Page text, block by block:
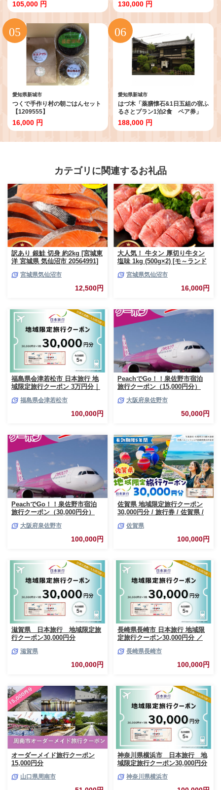
105,000 円 130,000 円
愛知県新城市
つくで手作り村の朝ごはんセット
【1209555】
16,000 円
愛知県新城市
はづ木「薬膳懐石&1日五組の宿ふ
るさとプラン1泊2食 ペア券」
【1281115】
188,000 円
カテゴリに関連するお礼品
訳あり 銀鮭 切身 約2kg [宮城東
洋 宮城県 気仙沼市 20564991]
不揃い さけ サケ 鮭切身 シャケ
切り身 冷凍 家庭用 おかず 弁当
支援 サーモン 銀鮭切り身 魚 わ
宮城県気仙沼市
12,500円
大人気！ 牛タン 厚切り牛タン
塩味 1kg (500g×2) [モ～ランド
牛肉 精肉 牛たん 牛タン塩 牛た
ん塩 冷凍 焼肉 BBQ アウトドア
バーベキュー 厚切り タン
宮城県気仙沼市
16,000円
福島県会津若松市 日本旅行 地
域限定旅行クーポン 3万円分｜
旅行 宿泊券 ホテル 観光 旅行
旅行券 交通費 体験 宿泊 夏休み
冬休み 家族旅行 ひとり旅 カッ
[0819]
福島県会津若松市
100,000円
PeachでGo！！泉佐野市宿泊
旅行クーポン（15,000円分）
050F082
大阪府泉佐野市
50,000円
PeachでGo！！泉佐野市宿泊
旅行クーポン（30,000円分）
100F019
大阪府泉佐野市
100,000円
佐賀県 地域限定旅行クーポン
30,000円分 / 旅行券 / 佐賀県 /
佐賀県
100,000円
滋賀県 日本旅行 地域限定旅
行クーポン30,000円分
滋賀県
100,000円
長崎県長崎市 日本旅行 地域限
定旅行クーポン30,000円分 ／
光 旅行 旅行券 長崎県 長崎市
長崎県長崎市
100,000円
オーダーメイド旅行クーポン
15,000円分
山口県周南市
神奈川県横浜市 日本旅行 地
域限定旅行クーポン30,000円分
神奈川県横浜市